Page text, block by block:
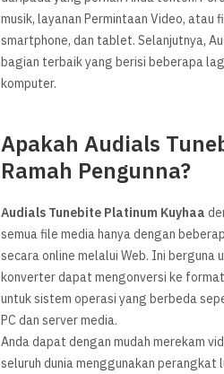
musik, layanan Permintaan Video, atau
smartphone, dan tablet. Selanjutnya,
bagian terbaik yang berisi beberapa
komputer.
Apakah Audials
Ramah Pengunna?
Audials Tunebite Platinum Kuyhaa
semua file media hanya dengan
secara online melalui Web. Ini berguna
konverter dapat mengonversi ke
untuk sistem operasi yang berbeda
PC dan server media.
Anda dapat dengan mudah merekam
seluruh dunia menggunakan perangkat